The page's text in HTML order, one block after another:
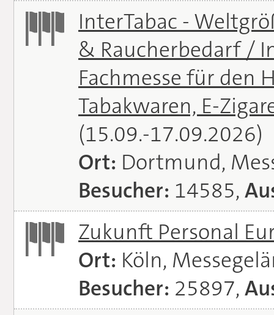
InterTabac -
& Raucherbedarf /
Fachmesse für den
Tabakwaren, E-
(15.09.-17.09.2026)
Ort: Dortmund,
Besucher: 14585,
Zukunft Personal
Ort: Köln,
Besucher: 25897,